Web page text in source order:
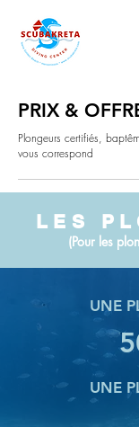
PRIX &
Plongeurs certifiés,
vous correspond
LES
(Pour les
UNE
UNE